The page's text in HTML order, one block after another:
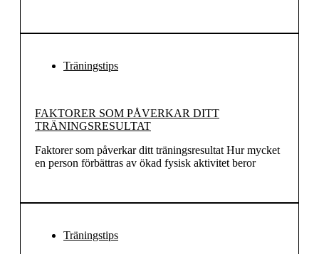
Träningstips
FAKTORER SOM PÅVERKAR DITT
TRÄNINGSRESULTAT
Faktorer som påverkar ditt träningsresultat Hur mycket
en person förbättras av ökad fysisk aktivitet beror
Träningstips